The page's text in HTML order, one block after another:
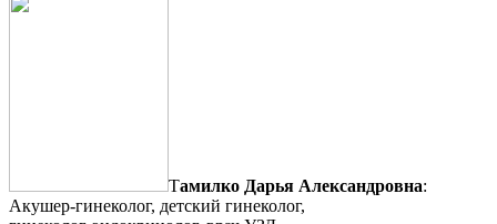
Тамилко Дарья Александровна:
Акушер-гинеколог, детский гинеколог,